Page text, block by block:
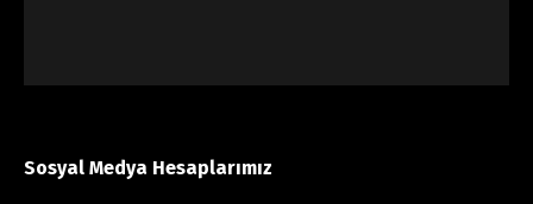
Sosyal Medya Hesaplarımız